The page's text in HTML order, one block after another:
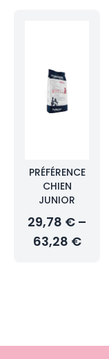
PRÉFÉRENCE
CHIEN
JUNIOR
29,78 € –
63,28 €